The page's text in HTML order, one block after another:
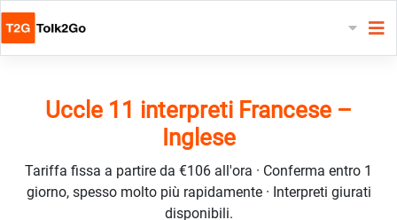
Uccle 11 interpreti Francese –
Inglese
Tariffa fissa a partire da €106 all'ora · Conferma entro 1
giorno, spesso molto più rapidamente · Interpreti giurati
disponibili.